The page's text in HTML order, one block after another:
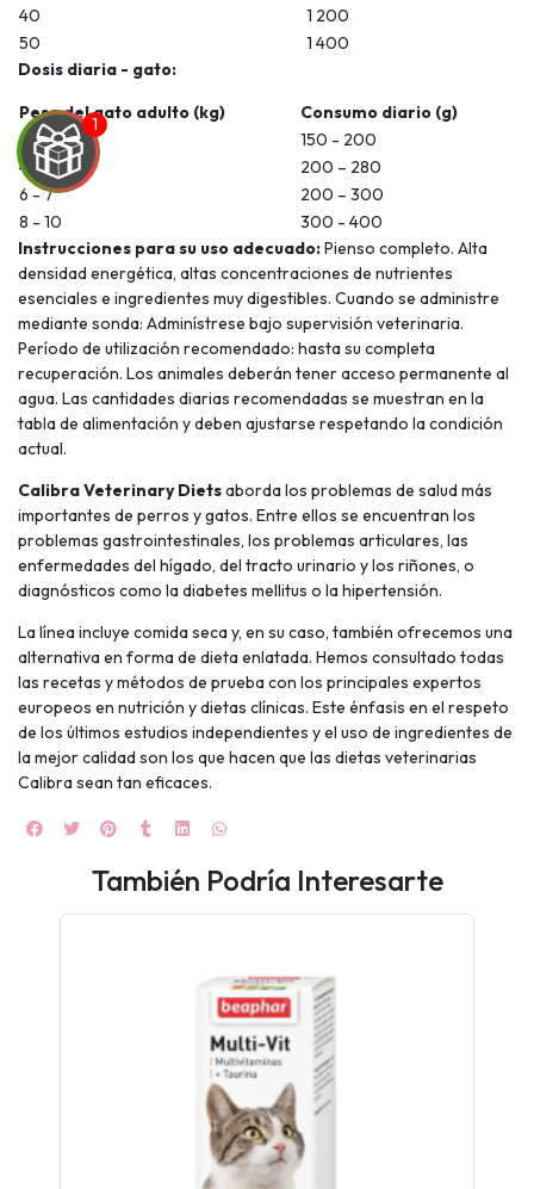
JUGAR
40
1 200
50
1 400
Dosis diaria - gato:
Peso del gato adulto (kg)
Consumo diario (g)
2 - 3
150 - 200
4 - 5
200 – 280
6 - 7
200 – 300
8 - 10
300 - 400
Instrucciones para su uso adecuado:Pienso completo. Alta
densidad energética, altas concentraciones de nutrientes
esenciales e ingredientes muy digestibles. Cuando se administre
mediante sonda: Adminístrese bajo supervisión veterinaria.
Período de utilización recomendado: hasta su completa
recuperación. Los animales deberán tener acceso permanente al
agua. Las cantidades diarias recomendadas se muestran en la
tabla de alimentación y deben ajustarse respetando la condición
actual.
Calibra Veterinary Dietsaborda los problemas de salud más
importantes de perros y gatos. Entre ellos se encuentran los
problemas gastrointestinales, los problemas articulares, las
enfermedades del hígado, del tracto urinario y los riñones, o
diagnósticos como la diabetes mellitus o la hipertensión.
La línea incluye comida seca y, en su caso, también ofrecemos una
alternativa en forma de dieta enlatada. Hemos consultado todas
las recetas y métodos de prueba con los principales expertos
europeos en nutrición y dietas clínicas. Este énfasis en el respeto
de los últimos estudios independientes y el uso de ingredientes de
la mejor calidad son los que hacen que las dietas veterinarias
Calibra sean tan eficaces.
También Podría Interesarte